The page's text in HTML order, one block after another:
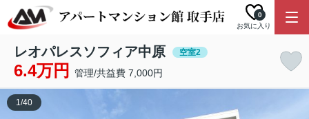
お気に入り
0
レオパレスソフィア中原 空室2
6.4万円 管理/共益費 7,000円
1/40